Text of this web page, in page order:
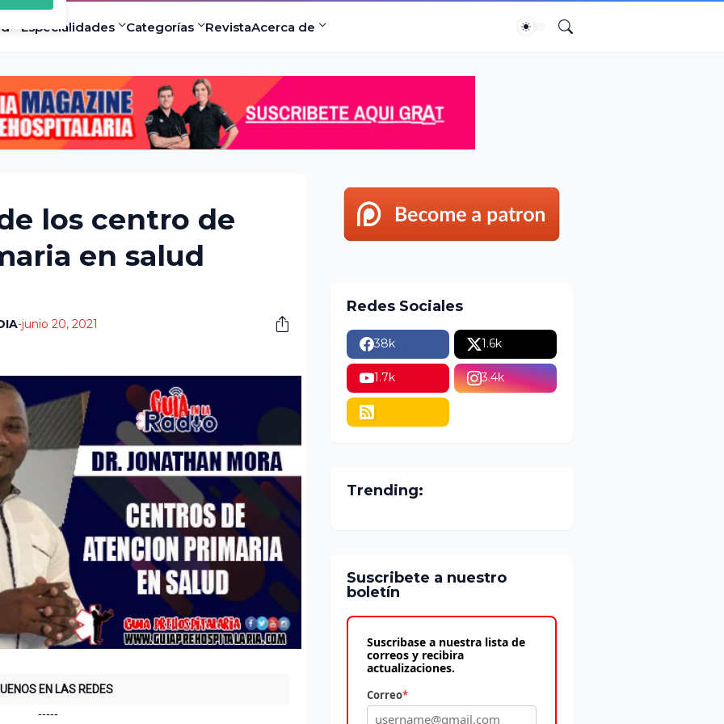
×
Especialidades Categorías RevistaAcerca de
los centro de
en salud
-junio 20, 2021
EN LAS REDES
-----
Redes Sociales
38k 1.6k
1.7k 3.4k
Trending:
Suscribete a nuestro
boletín
Suscribase a nuestra lista de
correos y recibira
actualizaciones.
Correo*